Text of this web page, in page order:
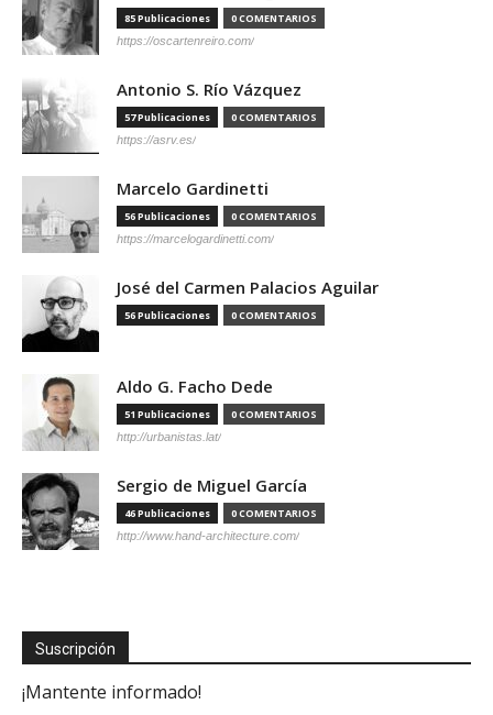
85 Publicaciones 0 COMENTARIOS
https://oscartenreiro.com/
Antonio S. Río Vázquez
57 Publicaciones 0 COMENTARIOS
https://asrv.es/
Marcelo Gardinetti
56 Publicaciones 0 COMENTARIOS
https://marcelogardinetti.com/
José del Carmen Palacios Aguilar
56 Publicaciones 0 COMENTARIOS
Aldo G. Facho Dede
51 Publicaciones 0 COMENTARIOS
http://urbanistas.lat/
Sergio de Miguel García
46 Publicaciones 0 COMENTARIOS
http://www.hand-architecture.com/
Suscripción